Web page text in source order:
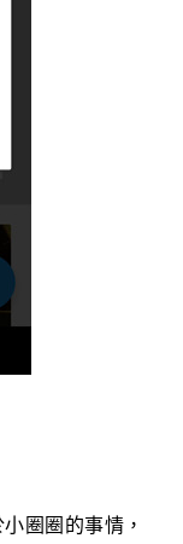
圈圈的事情，